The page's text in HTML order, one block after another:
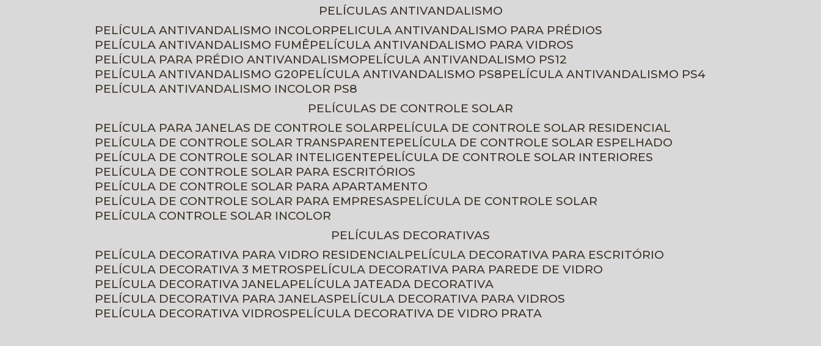
PELÍCULAS ANTIVANDALISMO
PELÍCULA ANTIVANDALISMO INCOLOR
PELICULA ANTIVANDALISMO PARA PRÉDIOS
PELÍCULA ANTIVANDALISMO FUMÊ
PELÍCULA ANTIVANDALISMO PARA VIDROS
PELÍCULA PARA PRÉDIO ANTIVANDALISMO
PELÍCULA ANTIVANDALISMO PS12
PELÍCULA ANTIVANDALISMO G20
PELÍCULA ANTIVANDALISMO PS8
PELÍCULA ANTIVANDALISMO PS4
PELÍCULA ANTIVANDALISMO INCOLOR PS8
PELÍCULAS DE CONTROLE SOLAR
PELÍCULA PARA JANELAS DE CONTROLE SOLAR
PELÍCULA DE CONTROLE SOLAR RESIDENCIAL
PELÍCULA DE CONTROLE SOLAR TRANSPARENTE
PELÍCULA DE CONTROLE SOLAR ESPELHADO
PELÍCULA DE CONTROLE SOLAR INTELIGENTE
PELÍCULA DE CONTROLE SOLAR INTERIORES
PELÍCULA DE CONTROLE SOLAR PARA ESCRITÓRIOS
PELÍCULA DE CONTROLE SOLAR PARA APARTAMENTO
PELÍCULA DE CONTROLE SOLAR PARA EMPRESAS
PELÍCULA DE CONTROLE SOLAR
PELÍCULA CONTROLE SOLAR INCOLOR
PELÍCULAS DECORATIVAS
PELÍCULA DECORATIVA PARA VIDRO RESIDENCIAL
PELÍCULA DECORATIVA PARA ESCRITÓRIO
PELÍCULA DECORATIVA 3 METROS
PELÍCULA DECORATIVA PARA PAREDE DE VIDRO
PELÍCULA DECORATIVA JANELA
PELÍCULA JATEADA DECORATIVA
PELÍCULA DECORATIVA PARA JANELAS
PELÍCULA DECORATIVA PARA VIDROS
PELÍCULA DECORATIVA VIDROS
PELÍCULA DECORATIVA DE VIDRO PRATA